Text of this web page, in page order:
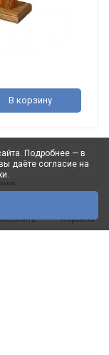
В корзину
Подробнее — в
даёте согласие на
Корзина